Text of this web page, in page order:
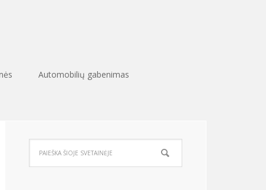
Automobilių gabenimas